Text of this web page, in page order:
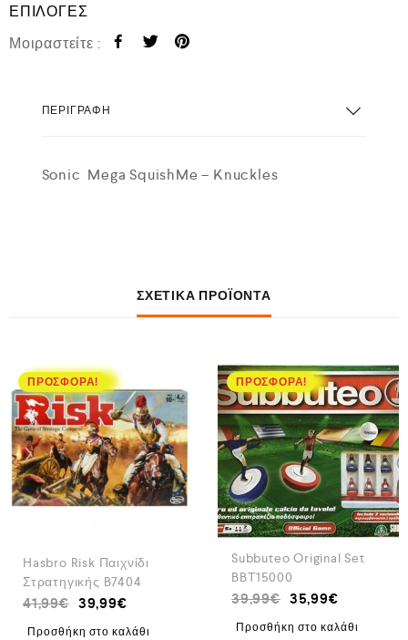
ΕΠΙΛΟΓΕΣ
Μοιραστείτε :
ΠΕΡΙΓΡΑΦΉ
Sonic Mega SquishMe – Knuckles
ΣΧΕΤΙΚΆ ΠΡΟΪΌΝΤΑ
ΠΡΟΣΦΟΡΆ!
Hasbro Risk Παιχνίδι
Στρατηγικής B7404
41,99€ 39,99€
Προσθήκη στο καλάθι
ΠΡΟΣΦΟΡΆ!
Subbuteo Original Set
BBT15000
39,99€ 35,99€
Προσθήκη στο καλάθι